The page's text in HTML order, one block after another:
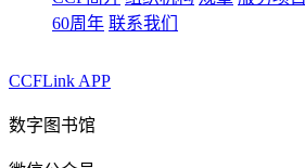
60周年 联系我们
CCFLink APP
数字图书馆